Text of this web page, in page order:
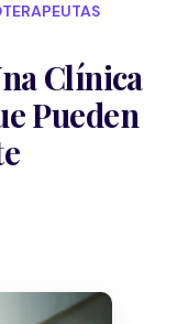
Clínica
Pueden